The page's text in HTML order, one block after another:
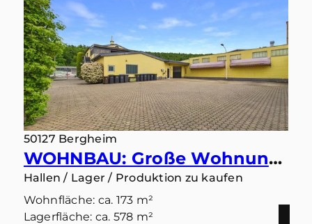
50127 Bergheim
WOHNBAU: Große Wohnung mit Halle und Büro - Ideal für kleine und mittlere Betriebe - bezugsfrei
Hallen / Lager / Produktion zu kaufen
Wohnfläche: ca. 173 m²
Lagerfläche: ca. 578 m²